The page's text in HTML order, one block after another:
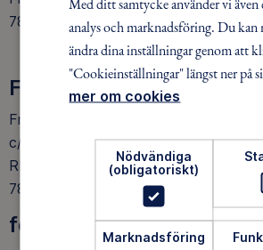
78450 BORLÄNGE
Faktureringsadress
Friluftsfrämjandet i Borlänge
c/o Krister Larsson
RIPGATAN 15
78468 BORLÄNGE
följ oss på facebook
analys och marknadsföring. Du kan
ändra dina inställningar genom att
"Cookieinställningar" längst ner på
mer om cookies
Nödvändiga
(obligatoriskt)
Marknadsföring